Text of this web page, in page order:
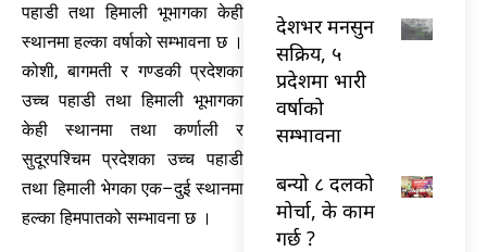
पहाडी तथा हिमाली भूभागका केही
स्थानमा हल्का वर्षाको सम्भावना छ ।
कोशी, बागमती र गण्डकी प्रदेशका
उच्च पहाडी तथा हिमाली भूभागका
केही स्थानमा तथा कर्णाली र
सुदूरपश्चिम प्रदेशका उच्च पहाडी
तथा हिमाली भेगका एक–दुई स्थानमा
हल्का हिमपातको सम्भावना छ ।
देशभर मनसुन
सक्रिय, ५
प्रदेशमा भारी
वर्षाको
सम्भावना
बन्यो ८ दलको
मोर्चा, के काम
गर्छ ?